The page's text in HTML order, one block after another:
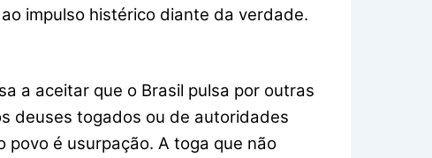
impulso histérico diante da verdade.
a aceitar que o Brasil pulsa por outras
deuses togados ou de autoridades
povo é usurpação. A toga que não